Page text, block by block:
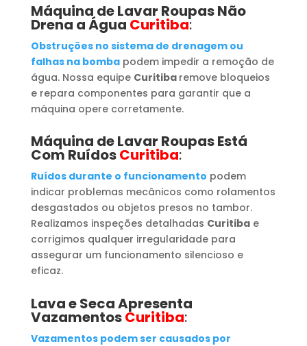
Máquina de Lavar RoupasNão
Drena a Água Curitiba:
Obstruções no sistema de drenagem ou
falhas na bombapodem impedir a remoção de
água. Nossa equipe Curitiba remove bloqueios
e repara componentes para garantir que a
máquina opere corretamente.
Máquina de Lavar RoupasEstá
Com RuídosCuritiba:
Ruídos durante o funcionamento podem
indicar problemas mecânicos como rolamentos
desgastados ou objetos presos no tambor.
Realizamos inspeções detalhadas Curitibae
corrigimos qualquer irregularidade para
assegurar um funcionamento silencioso e
eficaz.
Lava e Seca Apresenta
VazamentosCuritiba:
Vazamentos podem ser causados por